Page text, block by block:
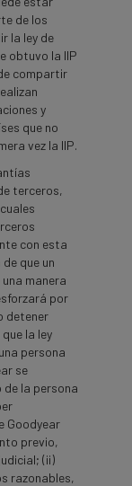
de los
la ley de
obtuvo la IIP
compartir
y
que no
vez la IIP.
terceros,
con esta
que un
manera
por
detener
la ley
persona
se
la persona
Goodyear
previo,
(ii)
razonables,